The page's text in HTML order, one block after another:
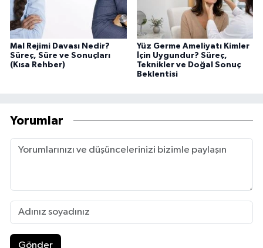
Mal Rejimi Davası Nedir?
Süreç, Süre ve Sonuçları
(Kısa Rehber)
Yüz Germe Ameliyatı Kimler
İçin Uygundur? Süreç,
Teknikler ve Doğal Sonuç
Beklentisi
Yorumlar
Gönder